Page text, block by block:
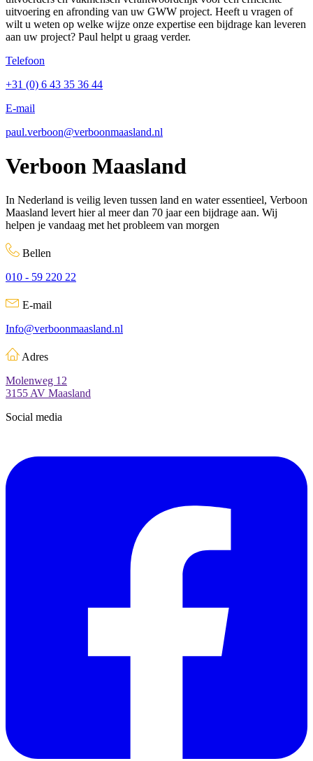
uitvoering en afronding van uw GWW project. Heeft u vragen of
wilt u weten op welke wijze onze expertise een bijdrage kan leveren
aan uw project? Paul helpt u graag verder.
Telefoon
+31 (0) 6 43 35 36 44
E-mail
paul.verboon@verboonmaasland.nl
Verboon Maasland
In Nederland is veilig leven tussen land en water essentieel, Verboon
Maasland levert hier al meer dan 70 jaar een bijdrage aan. Wij
helpen je vandaag met het probleem van morgen
Bellen
010 - 59 220 22
E-mail
Info@verboonmaasland.nl
Adres
Molenweg 12
3155 AV Maasland
Social media